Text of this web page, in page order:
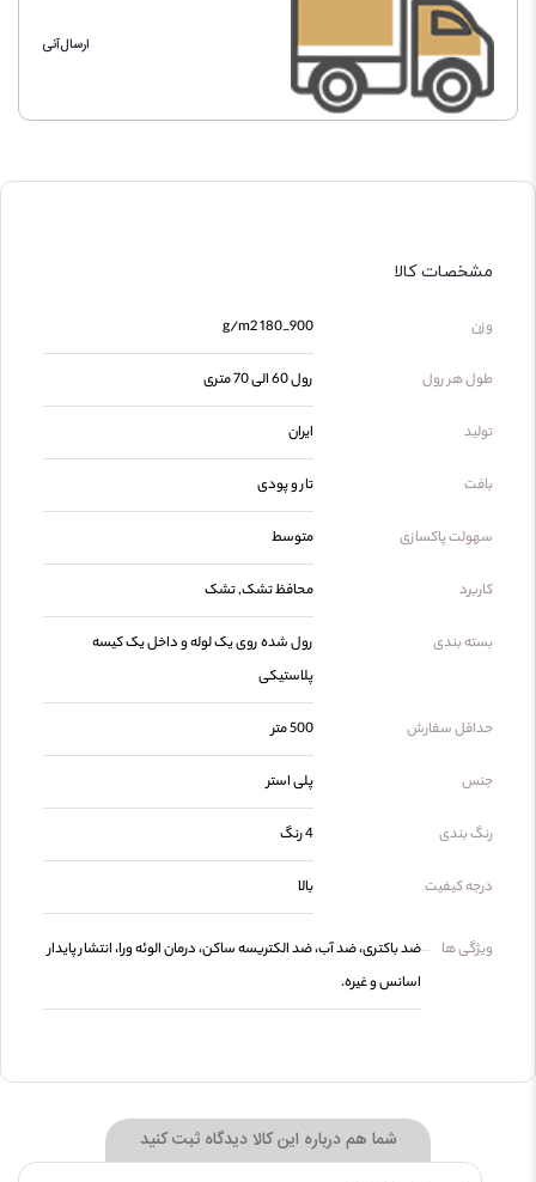
ارسال‌آنی
مشخصات کالا
وزن 900_180 g/m2
طول هر رول رول 60 الی 70 متری
تولید ایران
بافت تار و پودی
سهولت پاکسازی متوسط
کاربرد محافظ تشک, تشک
بسته بندی
رول شده روی یک لوله و داخل یک کیسه
پلاستیکی
حداقل سفارش 500 متر
جنس پلی استر
رنگ بندی 4 رنگ
درجه کیفیت بالا
ویژگی ها
ضد باکتری، ضد آب، ضد الکتریسه ساکن، درمان الوئه ورا، انتشار پایدار
اسانس و غیره.
شما هم درباره این کالا دیدگاه ثبت کنید